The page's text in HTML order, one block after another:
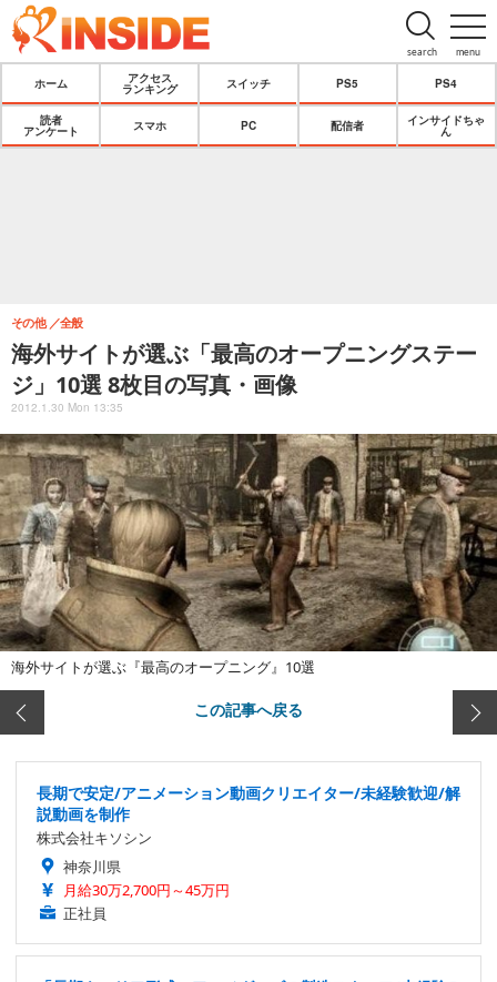
menu
search
ホーム
アクセス
ランキング
スイッチ PS5 PS4
読者
アンケート
スマホ PC 配信者
インサイドちゃ
ん
海外サイトが選ぶ「最高のオープニングステー
ジ」10選 8枚目の写真・画像
その他 全般
2012.1.30 Mon 13:35
海外サイトが選ぶ『最高のオープニング』10選
この記事へ戻る
長期で安定/アニメーション動画クリエイター/未経験歓迎/解
説動画を制作
株式会社キソシン
神奈川県
月給30万2,700円～45万円
正社員